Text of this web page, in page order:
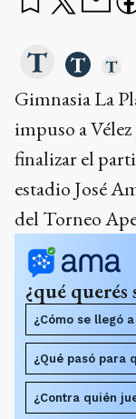
Gimnasia La
impuso a
finalizar el
estadio José
del Torneo
¿qué querés
¿Cómo se llegó
¿Qué pasó para
¿Contra quién